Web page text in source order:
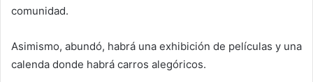
comunidad.
Asimismo, abundó, habrá una exhibición de películas y una
calenda donde habrá carros alegóricos.